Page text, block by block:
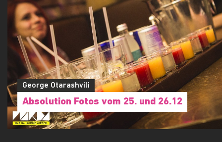
George Otarashvili
Absolution Fotos vom 25. und 26.12